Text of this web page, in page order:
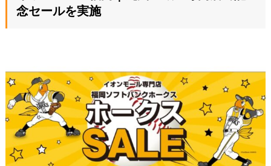
念セールを実施